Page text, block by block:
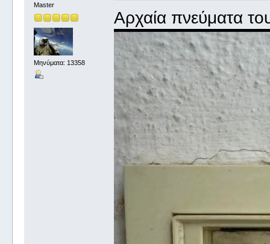
Master
Μηνύματα: 13358
Αρχαία πνεύματα